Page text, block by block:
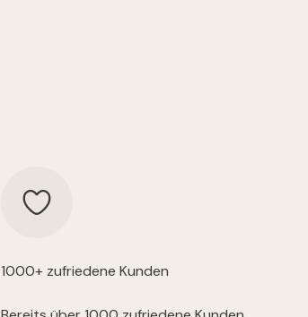
1000+ zufriedene Kunden